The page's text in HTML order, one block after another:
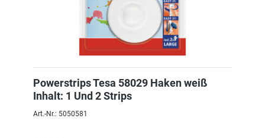
Powerstrips Tesa 58029 Haken weiß
Inhalt: 1 Und 2 Strips
Art.-Nr.: 5050581